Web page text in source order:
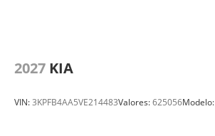
2027 KIA
VIN:3KPFB4AA5VE214483Valores:625056Modelo: